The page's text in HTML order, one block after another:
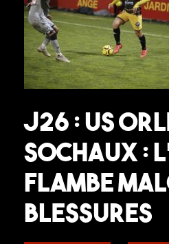
J26 : US
Sochaux :
flambe
blessures